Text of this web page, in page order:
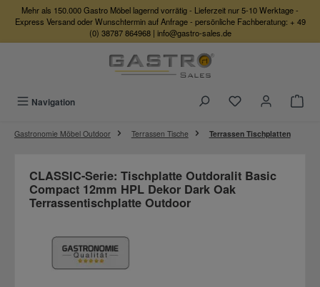
Zum Hauptinhalt springen
Mehr als 150.000 Gastro Möbel lagernd vorrätig - Lieferzeit nur 5-10 Werktage -
Express Versand oder Wunschtermin auf Anfrage - persönliche Fachberatung: + 49
(0) 38787 864968| info@gastro-sales.de
Navigation Du hast 0
Gastronomie Möbel Outdoor Terrassen Tische Terrassen Tischplatten
CLASSIC-Serie: Tischplatte Outdoralit Basic
Compact 12mm HPL Dekor Dark Oak
Terrassentischplatte Outdoor